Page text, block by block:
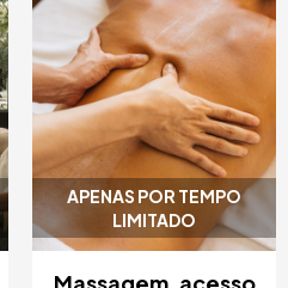
APENAS POR TEMPO
LIMITADO
Massagem, acesso